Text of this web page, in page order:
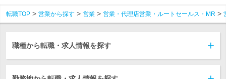
転職TOP 営業から探す 営業 営業・代理店営業・ルートセールス・MR
職種から転職・求人情報を探す